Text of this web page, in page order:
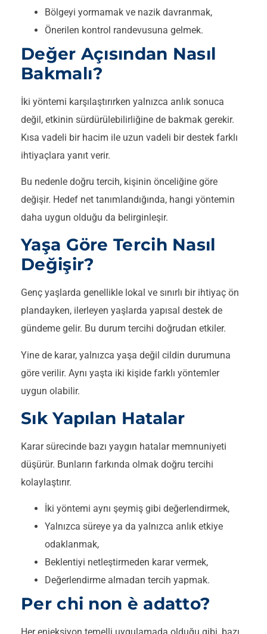
Bölgeyi yormamak ve nazik davranmak,
Önerilen kontrol randevusuna gelmek.
Değer Açısından Nasıl
Bakmalı?
İki yöntemi karşılaştırırken yalnızca anlık sonuca
değil, etkinin sürdürülebilirliğine de bakmak gerekir.
Kısa vadeli bir hacim ile uzun vadeli bir destek farklı
ihtiyaçlara yanıt verir.
Bu nedenle doğru tercih, kişinin önceliğine göre
değişir. Hedef net tanımlandığında, hangi yöntemin
daha uygun olduğu da belirginleşir.
Yaşa Göre Tercih Nasıl
Değişir?
Genç yaşlarda genellikle lokal ve sınırlı bir ihtiyaç ön
plandayken, ilerleyen yaşlarda yapısal destek de
gündeme gelir. Bu durum tercihi doğrudan etkiler.
Yine de karar, yalnızca yaşa değil cildin durumuna
göre verilir. Aynı yaşta iki kişide farklı yöntemler
uygun olabilir.
Sık Yapılan Hatalar
Karar sürecinde bazı yaygın hatalar memnuniyeti
düşürür. Bunların farkında olmak doğru tercihi
kolaylaştırır.
İki yöntemi aynı şeymiş gibi değerlendirmek,
Yalnızca süreye ya da yalnızca anlık etkiye
odaklanmak,
Beklentiyi netleştirmeden karar vermek,
Değerlendirme almadan tercih yapmak.
Per chi non è adatto?